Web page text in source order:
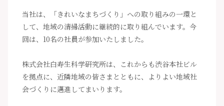
当社は、「きれいなまちづくり」への取り組みの一環と
して、地域の清掃活動に継続的に取り組んでいます。今
回は、10名の社員が参加いたしました。
株式会社白寿生科学研究所は、これからも渋谷本社ビル
を拠点に、近隣地域の皆さまとともに、よりよい地域社
会づくりに邁進してまいります。